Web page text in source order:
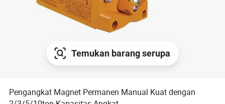
Temukan barang serupa
Pengangkat Magnet Permanen Manual Kuat dengan